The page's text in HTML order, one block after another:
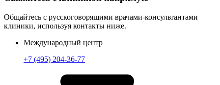
Общайтесь с русскоговорящими врачами-консультантами
клиники, используя контакты ниже.
Международный центр
+7 (495) 204-36-77